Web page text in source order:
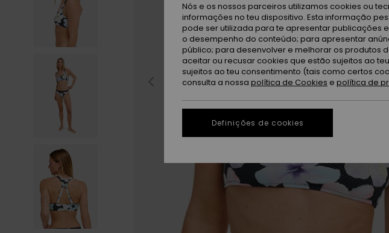
Nós e os nossos parceiros utilizamos cookies ou
informações no teu dispositivo. Esta informação
pode ser utilizada para te apresentar publicações
o desempenho do conteúdo; para apresentar
público; para desenvolver e melhorar os produtos
aceitar ou recusar cookies que estão sujeitos ao
sujeitos ao teu consentimento (tais como certos
consulta a nossa política de Cookies e política de
Definições de cookies